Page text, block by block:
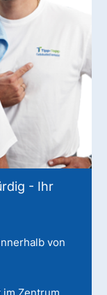
- Ihr
von